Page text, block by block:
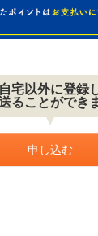
宅以外に登録
ることができ
申し込む